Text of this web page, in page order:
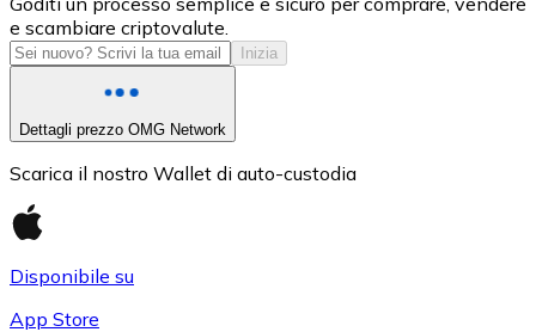
e scambiare criptovalute.
Inizia
Dettagli prezzo OMG Network
Scarica il nostro Wallet di auto-custodia
Disponibile su
App Store